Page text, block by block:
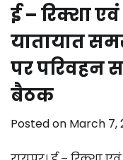
ई – रिक्शा
यातायात
पर परिवहन
बैठक
Posted on March 7,